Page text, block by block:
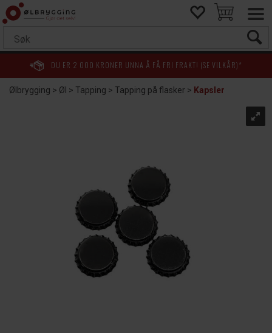
DU ER 2 000 KRONER UNNA Å FÅ FRI FRAKT! (SE VILKÅR)*
Ølbrygging>Øl >Tapping>Tapping på flasker> Kapsler